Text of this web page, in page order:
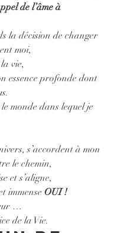
de l’âme à
la décision de changer
moi,
vie,
essence profonde dont
monde dans lequel je
s’accordent à mon
le chemin,
et s’aligne,
immense OUI !
…
de la Vie.